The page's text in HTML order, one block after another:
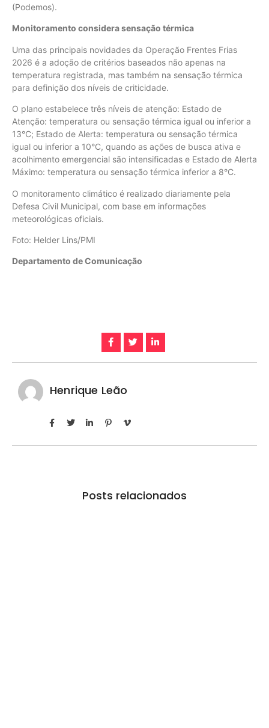
(Podemos).
Monitoramento considera sensação térmica
Uma das principais novidades da Operação Frentes Frias
2026 é a adoção de critérios baseados não apenas na
temperatura registrada, mas também na sensação térmica
para definição dos níveis de criticidade.
O plano estabelece três níveis de atenção: Estado de
Atenção: temperatura ou sensação térmica igual ou inferior a
13°C; Estado de Alerta: temperatura ou sensação térmica
igual ou inferior a 10°C, quando as ações de busca ativa e
acolhimento emergencial são intensificadas e Estado de Alerta
Máximo: temperatura ou sensação térmica inferior a 8°C.
O monitoramento climático é realizado diariamente pela
Defesa Civil Municipal, com base em informações
meteorológicas oficiais.
Foto: Helder Lins/PMI
Departamento de Comunicação
Henrique Leão
Posts relacionados